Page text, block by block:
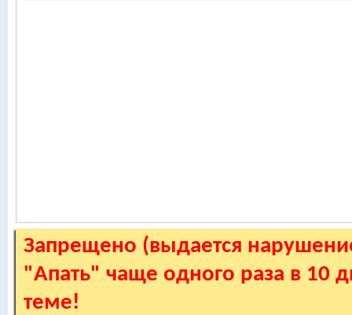
Запрещено (выдается
"Апать" чаще одного раза в 10
теме!